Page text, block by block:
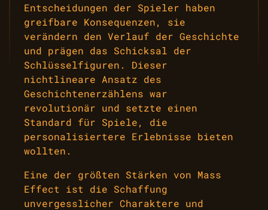
Entscheidungen der Spieler haben
greifbare Konsequenzen, sie
verändern den Verlauf der Geschichte
und prägen das Schicksal der
Schlüsselfiguren. Dieser
nichtlineare Ansatz des
Geschichtenerzählens war
revolutionär und setzte einen
Standard für Spiele, die
personalisiertere Erlebnisse bieten
wollten.
Eine der größten Stärken von Mass
Effect ist die Schaffung
unvergesslicher Charaktere und